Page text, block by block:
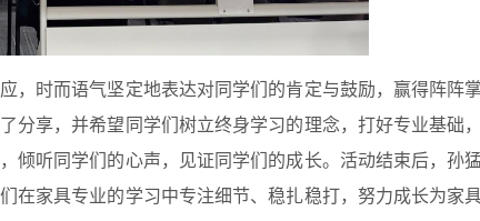
，时而语气坚定地表达对同学们的肯定与鼓励，赢得阵阵掌
分享，并希望同学们树立终身学习的理念，打好专业基础，
倾听同学们的心声，见证同学们的成长。活动结束后，孙
在家具专业的学习中专注细节、稳扎稳打，努力成长为家